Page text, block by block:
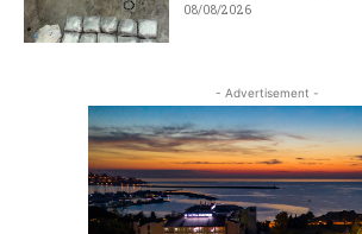
08/08/2026
- Advertisement -